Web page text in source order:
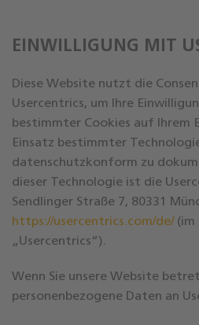
EINWILLIGUNG MIT
Diese Website nutzt die
Usercentrics, um Ihre
bestimmter Cookies auf Ihrem
Einsatz bestimmter
datenschutzkonform zu
dieser Technologie ist die
Sendlinger Straße 7, 80331
https://usercentrics.com/de/(im
„Usercentrics“).
Wenn Sie unsere Website
personenbezogene Daten an